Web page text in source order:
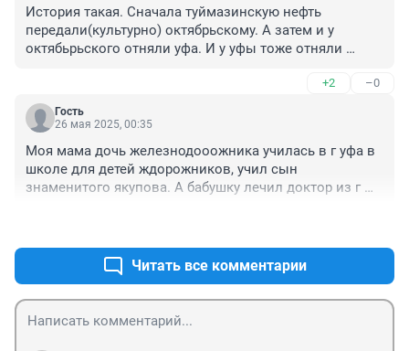
История такая. Сначала туймазинскую нефть
передали(культурно) октябрьскому. А затем и у
октябьрьского отняли уфа. И у уфы тоже отняли
+2 –0
Гость
26 мая 2025, 00:35
Моя мама дочь железнодооожника училась в г уфа в
школе для детей ждорожников, учил сын
знаменитого якупова. А бабушку лечил доктор из г
Читать все комментарии